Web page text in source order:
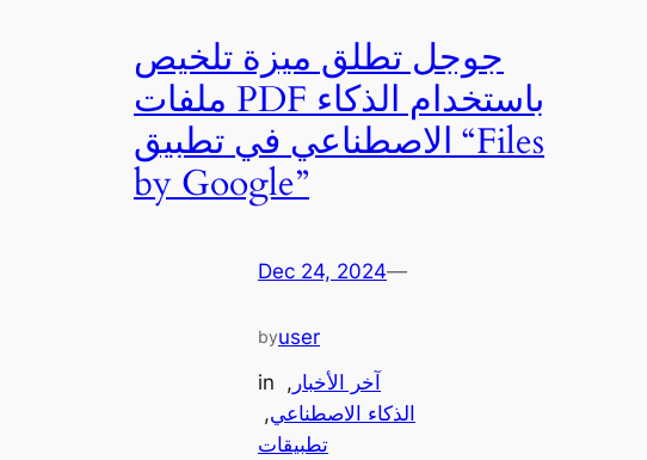
جوجل تطلق ميزة تلخيص
ملفات PDF باستخدام الذكاء
الاصطناعي في تطبيق “Files
by Google”
Dec 24, 2024—
byuser
in
آخر الأخبار ,
الذكاء الاصطناعي,
تطبيقات